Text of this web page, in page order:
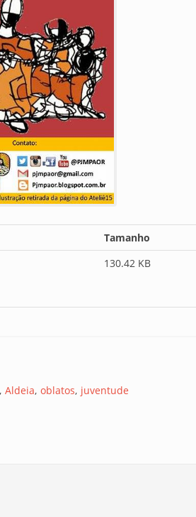
Tamanho
130.42 KB
Aldeia oblatos juventude